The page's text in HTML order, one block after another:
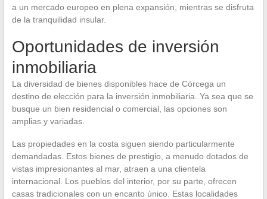
a un mercado europeo en plena expansión, mientras se disfruta
de la tranquilidad insular.
Oportunidades de inversión
inmobiliaria
La diversidad de bienes disponibles hace de Córcega un
destino de elección para la inversión inmobiliaria. Ya sea que se
busque un bien residencial o comercial, las opciones son
amplias y variadas.
Las propiedades en la costa siguen siendo particularmente
demandadas. Estos bienes de prestigio, a menudo dotados de
vistas impresionantes al mar, atraen a una clientela
internacional. Los pueblos del interior, por su parte, ofrecen
casas tradicionales con un encanto único. Estas localidades